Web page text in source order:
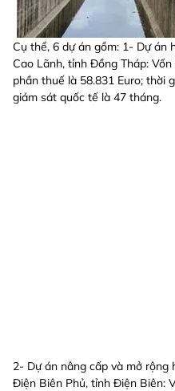
Cụ thể, 6 dự án gồm: 1- Dự
Cao Lãnh, tỉnh Đồng Tháp:
phần thuế là 58.831 Euro; thời
giám sát quốc tế là 47 tháng.
2- Dự án nâng cấp và mở
Điện Biên Phủ, tỉnh Điện Biên: